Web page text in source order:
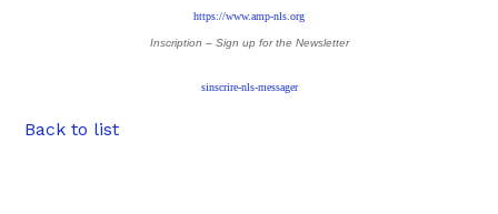
https://www.amp-nls.org
Inscription – Sign up for the Newsletter
sinscrire-nls-messager
Back to list